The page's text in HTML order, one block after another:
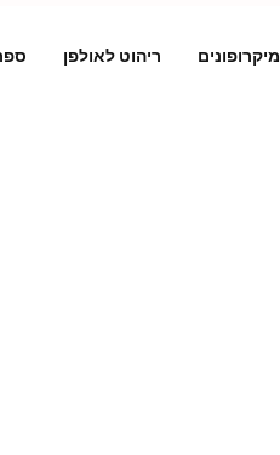
מיקרופונים ריהוט לאולפן